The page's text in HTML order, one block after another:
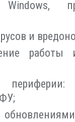
Windows,
и
работы
периферии: